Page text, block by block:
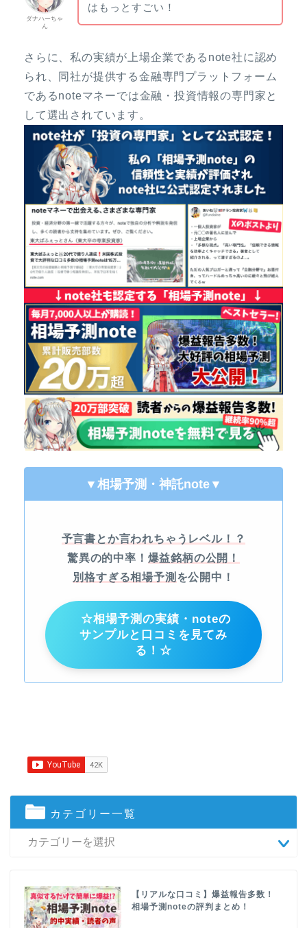
ダナハーちゃ
ん
はもっとすごい！
さらに、私の実績が上場企業であるnote社に認め
られ、同社が提供する金融専門プラットフォーム
であるnoteマネーでは金融・投資情報の専門家と
して選出されています。
▼相場予測・神託note ▼
予言書とか言われちゃうレベル！？
驚異の的中率！ 爆益銘柄の公開！
別格すぎる相場予測 を公開中！
☆相場予測の実績・noteの
サンプルと口コミを見てみ
る！☆
カテゴリー一覧
【リアルな口コミ】爆益報告多数！
相場予測noteの評判まとめ！